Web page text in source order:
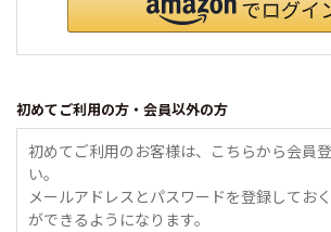
初めてご利用の方・会員以外の方
初めてご利用のお客様は、こちらから会員
い。
メールアドレスとパスワードを登録してお
ができるようになります。